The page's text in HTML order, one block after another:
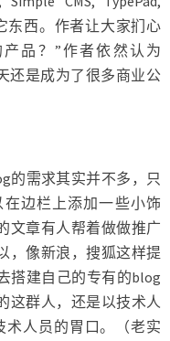
东西。作者让大家扪心
品？”作者依然认为
还是成为了很多商业公
的需求其实并不多，只
边栏上添加一些小饰
文章有人帮着做做推广
，像新浪，搜狐这样提
搭建自己的专有的blog
这群人，还是以技术人
术人员的胃口。（老实